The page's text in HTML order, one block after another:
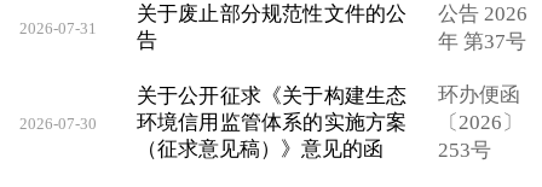
2026-07-31
关于废止部分规范性文件的公
告
公告 2026
年 第37号
2026-07-30
关于公开征求《关于构建生态
环境信用监管体系的实施方案
（征求意见稿）》意见的函
环办便函
〔2026〕
253号